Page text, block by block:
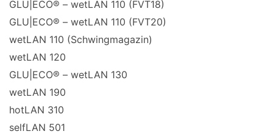
GLU|ECO® – wetLAN 110 (FVT18)
GLU|ECO® – wetLAN 110 (FVT20)
wetLAN 110 (Schwingmagazin)
wetLAN 120
GLU|ECO® – wetLAN 130
wetLAN 190
hotLAN 310
selfLAN 501